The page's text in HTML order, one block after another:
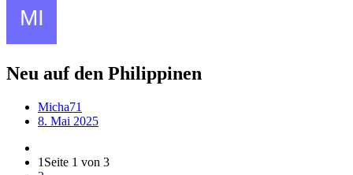
Neu auf den Philippinen
Micha71
8. Mai 2025
1 Seite 1 von 3